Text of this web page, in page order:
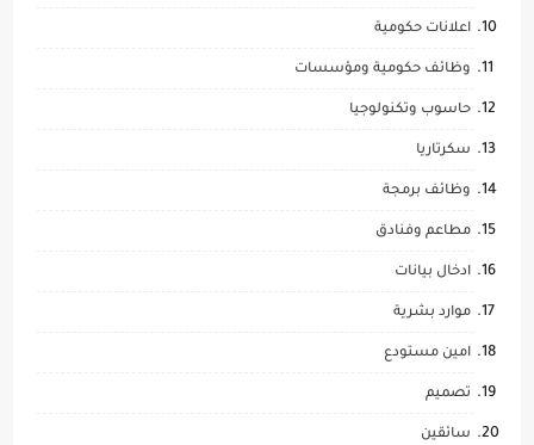
اعلانات حكومية
وظائف حكومية ومؤسسات
حاسوب وتكنولوجيا
سكرتاريا
وظائف برمجة
مطاعم وفنادق
ادخال بيانات
موارد بشرية
امين مستودع
تصميم
سائقين